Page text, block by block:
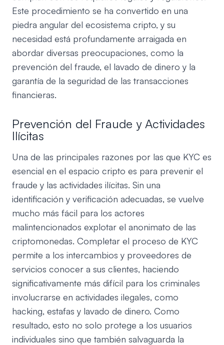
Este procedimiento se ha convertido en una
piedra angular del ecosistema cripto, y su
necesidad está profundamente arraigada en
abordar diversas preocupaciones, como la
prevención del fraude, el lavado de dinero y la
garantía de la seguridad de las transacciones
financieras.
Prevención del Fraude y Actividades
Ilícitas
Una de las principales razones por las que KYC es
esencial en el espacio cripto es para prevenir el
fraude y las actividades ilícitas. Sin una
identificación y verificación adecuadas, se vuelve
mucho más fácil para los actores
malintencionados explotar el anonimato de las
criptomonedas. Completar el proceso de KYC
permite a los intercambios y proveedores de
servicios conocer a sus clientes, haciendo
significativamente más difícil para los criminales
involucrarse en actividades ilegales, como
hacking, estafas y lavado de dinero. Como
resultado, esto no solo protege a los usuarios
individuales sino que también salvaguarda la